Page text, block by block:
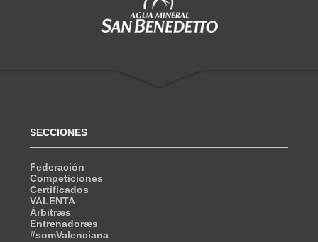
SECCIONES
Federación
Competiciones
Certificados
VALENTA
Árbitræs
Entrenadoræs
#somValenciana